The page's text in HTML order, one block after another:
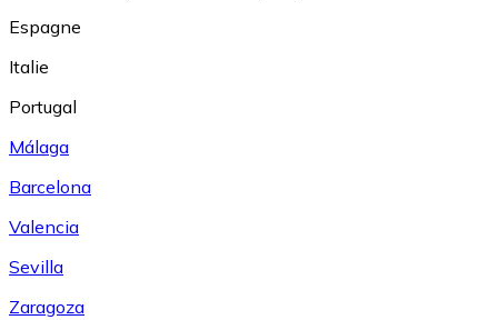
Espagne
Italie
Portugal
Málaga
Barcelona
Valencia
Sevilla
Zaragoza